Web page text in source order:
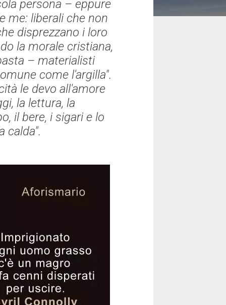
persona – eppure
me: liberali che non
disprezzano i loro
la morale cristiana,
– materialisti
come l'argilla".
le devo all'amore
la lettura, la
il bere, i sigari e lo
calda".